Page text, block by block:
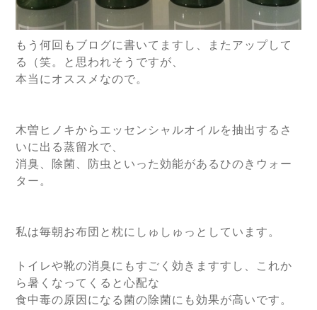
もう何回もブログに書いてますし、またアップして
る（笑。と思われそうですが、
本当にオススメなので。
木曽ヒノキからエッセンシャルオイルを抽出するさ
いに出る蒸留水で、
消臭、除菌、防虫といった効能があるひのきウォー
ター。
私は毎朝お布団と枕にしゅしゅっとしています。
トイレや靴の消臭にもすごく効きますすし、これか
ら暑くなってくると心配な
食中毒の原因になる菌の除菌にも効果が高いです。